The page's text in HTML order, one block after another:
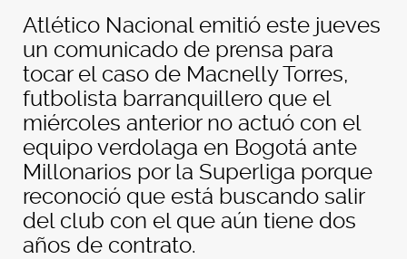
Atlético Nacional emitió este jueves
un comunicado de prensa para
tocar el caso de Macnelly Torres,
futbolista barranquillero que el
miércoles anterior no actuó con el
equipo verdolaga en Bogotá ante
Millonarios por la Superliga porque
reconoció que está buscando salir
del club con el que aún tiene dos
años de contrato.